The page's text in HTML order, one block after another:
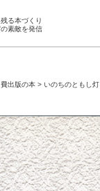
る本づくり
素敵を発信
費出版の本 >いのちのともし灯